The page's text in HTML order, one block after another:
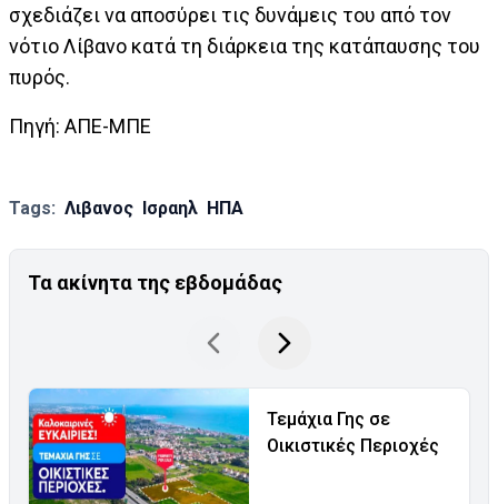
σχεδιάζει να αποσύρει τις δυνάμεις του από τον
νότιο Λίβανο κατά τη διάρκεια της κατάπαυσης του
πυρός.
Πηγή: ΑΠΕ-ΜΠΕ
Tags: Λιβανος Ισραηλ ΗΠΑ
Τα ακίνητα της εβδομάδας
Τεμάχια Γης σε
Οικιστικές Περιοχές